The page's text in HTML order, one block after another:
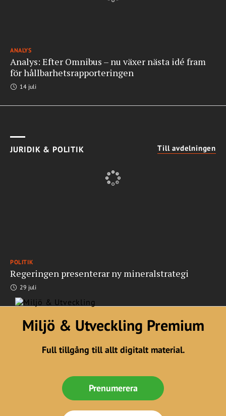
ANALYS
Analys: Efter Omnibus – nu växer nästa idé fram
för hållbarhetsrapporteringen
14 juli
JURIDIK & POLITIK Till avdelningen
POLITIK
Regeringen presenterar ny mineralstrategi
29 juli
Miljö & Utveckling Premium
Full tillgång till allt digitalt material.
Prenumerera